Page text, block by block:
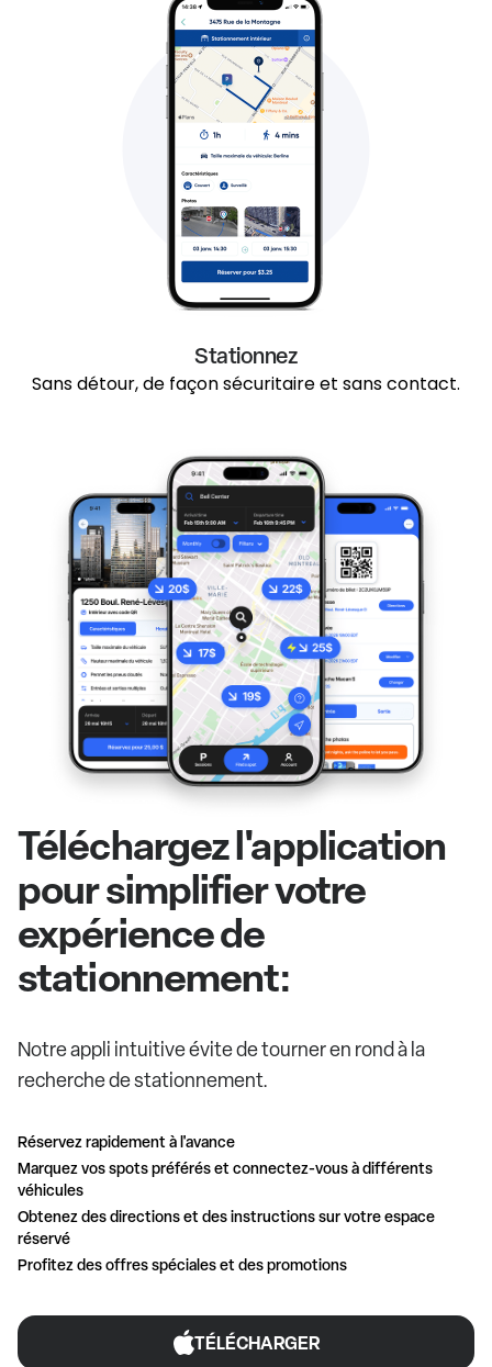
Stationnez
Sans détour, de façon sécuritaire et sans contact.
Téléchargez l'application
pour simplifier votre
expérience de
stationnement:
Notre appli intuitive évite de tourner en rond à la
recherche de stationnement.
Réservez rapidement à l'avance
Marquez vos spots préférés et connectez-vous à différents
véhicules
Obtenez des directions et des instructions sur votre espace
réservé
Profitez des offres spéciales et des promotions
TÉLÉCHARGER